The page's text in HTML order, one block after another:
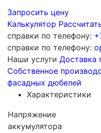
Запросить цену
Калькулятор
справки по телефону:
справки по телефону:
Наши услуги Доставка
Собственное
фасадных дюбелей
Характеристики
Напряжение
аккумулятора